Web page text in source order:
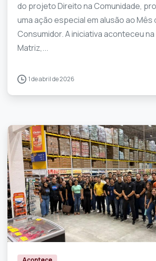
do projeto Direito na Comunidade,
uma ação especial em alusão ao Mês
Consumidor. A iniciativa aconteceu na
Matriz,...
1 de abril de 2026